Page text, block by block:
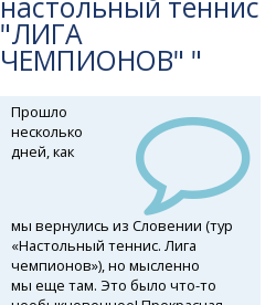
"ЛИГА
ЧЕМПИОНОВ" "
Прошло
несколько
дней, как
мы вернулись из Словении (тур
«Настольный теннис. Лига
чемпионов»), но мысленно
мы еще там. Это было что-то